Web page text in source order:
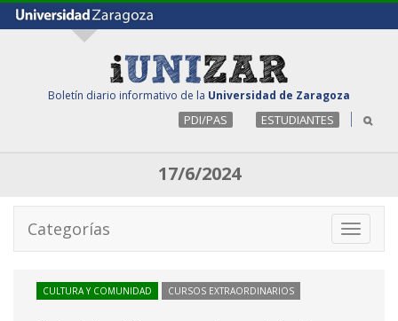
Boletín diario informativo de la Universidad de Zaragoza
PDI/PAS ESTUDIANTES
17/6/2024
Toggle
Categorías
CULTURA Y COMUNIDAD CURSOS EXTRAORDINARIOS